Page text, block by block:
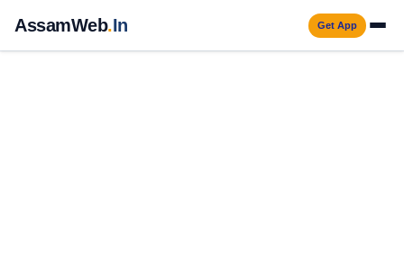
content
AssamWeb.In Get App